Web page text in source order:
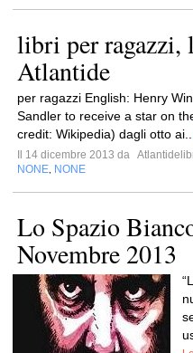
libri per ragazzi,
Atlantide
per ragazzi English: Henry
Sandler to receive a star on
credit: Wikipedia) dagli otto ai...
Il 14 dicembre 2013 da
NONE NONE
Lo Spazio
Novembre 2013